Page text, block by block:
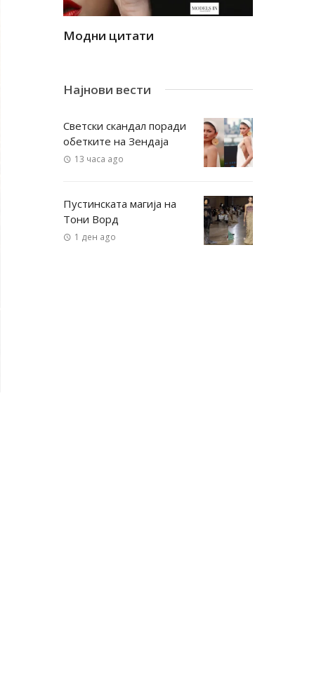
Модни цитати
Најнови вести
Светски скандал поради
обетките на Зендаја
13 часа ago
Пустинската магија на
Тони Ворд
1 ден ago